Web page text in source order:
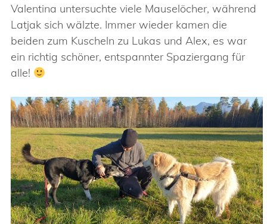
Valentina untersuchte viele Mauselöcher, während
Latjak sich wälzte. Immer wieder kamen die
beiden zum Kuscheln zu Lukas und Alex, es war
ein richtig schöner, entspannter Spaziergang für
alle!